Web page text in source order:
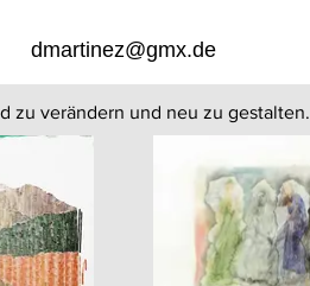
dmartinez@gmx.de
zu verändern und neu zu gestalten.